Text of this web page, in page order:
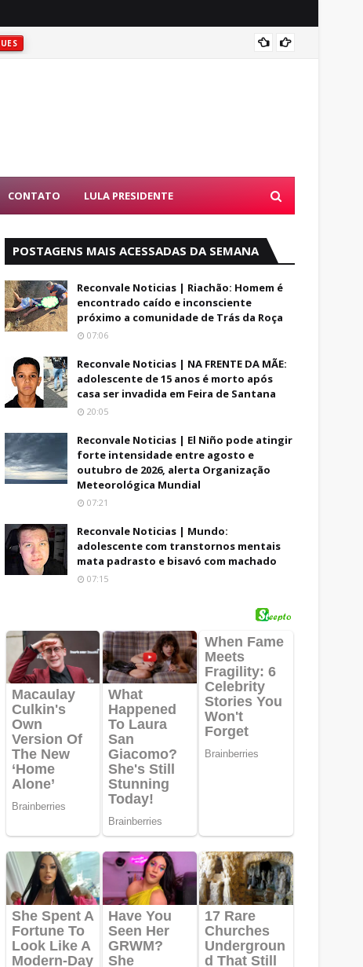
CONTATO LULA PRESIDENTE
POSTAGENS MAIS ACESSADAS DA SEMANA
Reconvale Noticias | Riachão: Homem é
encontrado caído e inconsciente
próximo a comunidade de Trás da Roça
07:06
Reconvale Noticias | NA FRENTE DA MÃE:
adolescente de 15 anos é morto após
casa ser invadida em Feira de Santana
20:05
Reconvale Noticias | El Niño pode atingir
forte intensidade entre agosto e
outubro de 2026, alerta Organização
Meteorológica Mundial
07:21
Reconvale Noticias | Mundo:
adolescente com transtornos mentais
mata padrasto e bisavó com machado
07:15